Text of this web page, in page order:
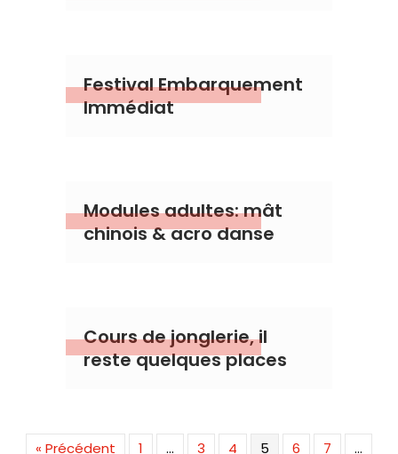
Festival Embarquement
Immédiat
Modules adultes: mât
chinois & acro danse
Cours de jonglerie, il
reste quelques places
« Précédent 1 … 3 4 5 6 7 …